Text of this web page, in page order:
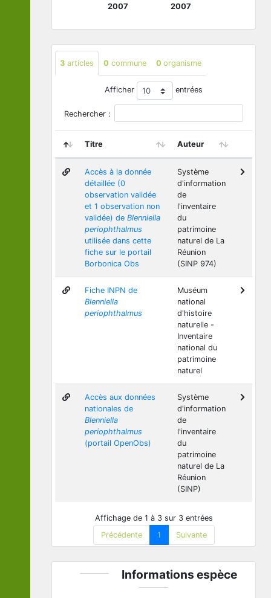
2007 2007
3 articles 0 commune 0 organisme
Afficher entrées
Rechercher :
Titre Auteur
Accès à la donnée
détaillée (0
observation validée
et 1 observation non
validée) de Blenniella
periophthalmus
utilisée dans cette
fiche sur le portail
Borbonica Obs
Système
d'information
de
l'inventaire
du
patrimoine
naturel de La
Réunion
(SINP 974)
Fiche INPN de
Blenniella
periophthalmus
Muséum
national
d'histoire
naturelle -
Inventaire
national du
patrimoine
naturel
Accès aux données
nationales de
Blenniella
periophthalmus
(portail OpenObs)
Système
d'information
de
l'inventaire
du
patrimoine
naturel de La
Réunion
(SINP)
Affichage de 1 à 3 sur 3 entrées
Précédente
1 Suivante
Informations espèce